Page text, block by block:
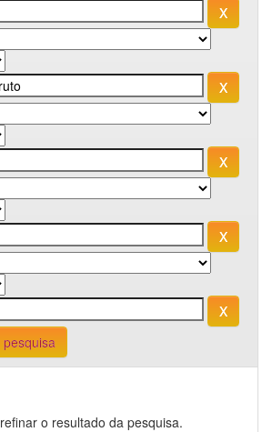
o resultado da pesquisa.